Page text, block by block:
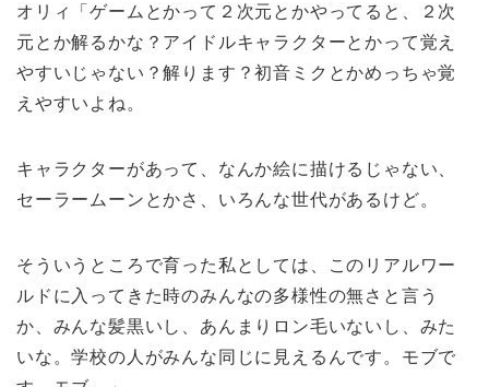
オリィ「ゲームとかって２次元とかやってると、２次
元とか解るかな？アイドルキャラクターとかって覚え
やすいじゃない？解ります？初音ミクとかめっちゃ覚
えやすいよね。
キャラクターがあって、なんか絵に描けるじゃない、
セーラームーンとかさ、いろんな世代があるけど。
そういうところで育った私としては、このリアルワー
ルドに入ってきた時のみんなの多様性の無さと言う
か、みんな髪黒いし、あんまりロン毛いないし、みた
いな。学校の人がみんな同じに見えるんです。モブで